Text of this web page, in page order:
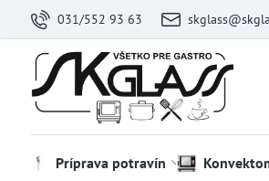
031/552 93 63
Príprava potravín